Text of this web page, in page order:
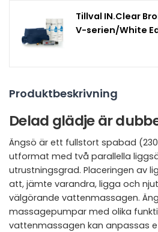
Tillval IN.Clear
V-serien/White
Produktbeskrivning
Delad glädje är
Ängsö är ett fullstort spabad
utformat med två parallella
utrustningsgrad. Placeringen av
att, jämte varandra, ligga och
välgörande vattenmassagen.
massagepumpar med olika
vattenmassagen kan anpassas